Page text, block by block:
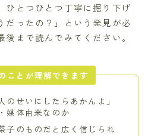
ひとつひとつ丁寧に掘り下げ
だったの？」という発見が必
まで読んでみてください。
ことが理解できます
のせいにしたらあかんよ」
媒体由来なのか
子のものだと広く信じられ